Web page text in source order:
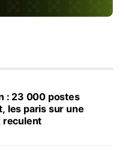
: 23 000 postes
les paris sur une
reculent